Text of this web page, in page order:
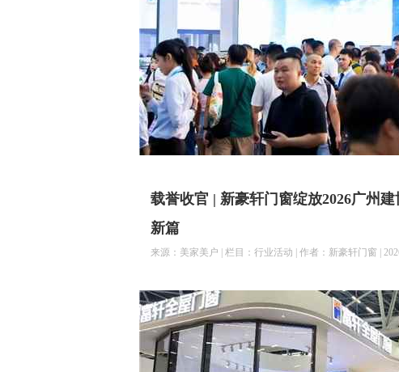
载誉收官 | 新豪轩门窗绽放2026广州
新篇
来源：美家美户 | 栏目：行业活动 | 作者：新豪轩门窗 |